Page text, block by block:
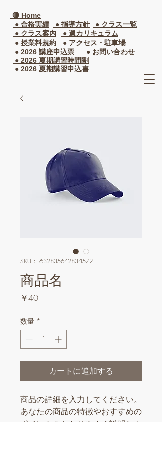
🔴 Home
● 合格実績
● 指導方針
● クラス一覧​
● クラス案内
● 週カリキュラム
● 授業料規約
● アクセス・駐車場
● 2026 夏期講習時間割
● 2026 講座申込票 ● お問い合わせ
● 2026 夏期講習申込書
SKU： 632835642834572
商品名
￥40価
数量 *
カートに追加する
商品の詳細を入力してください。
あなたの商品の特徴やおすすめの
ポイントをわかりやすく説明しま